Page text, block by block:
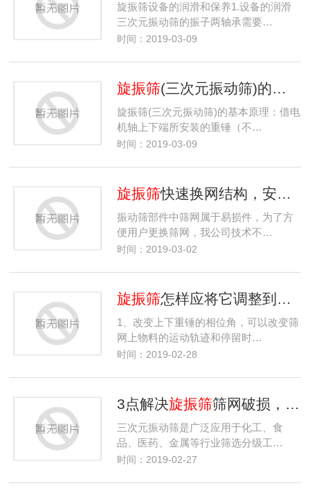
旋振筛设备的润滑和保养1.设备的润滑
三次元振动筛的振子两轴承需要…
时间：2019-03-09
旋振筛(三次元振动筛)的基本原理及电机使用说明
旋振筛(三次元振动筛)的基本原理：借电
机轴上下端所安装的重锤（不…
时间：2019-03-09
旋振筛快速换网结构，安装或更换所需的子网步骤
振动筛部件中筛网属于易损件，为了方
便用户更换筛网，我公司技术不…
时间：2019-03-02
旋振筛怎样应将它调整到佳状态？
1、改变上下重锤的相位角，可以改变筛
网上物料的运动轨迹和停留时…
时间：2019-02-28
3点解决旋振筛筛网破损，2点解决
三次元振动筛是广泛应用于化工、食
品、医药、金属等行业筛选分级工…
时间：2019-02-27